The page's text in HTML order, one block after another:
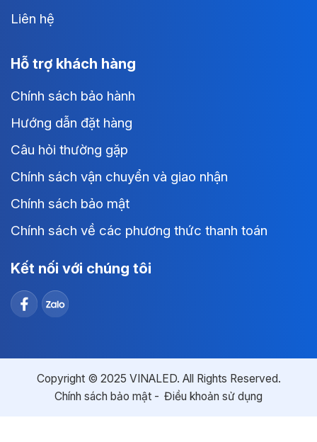
Liên hệ
Hỗ trợ khách hàng
Chính sách bảo hành
Hướng dẫn đặt hàng
Câu hỏi thường gặp
Chính sách vận chuyển và giao nhận
Chính sách bảo mật
Chính sách về các phương thức thanh toán
Kết nối với chúng tôi
Copyright © 2025 VINALED. All Rights Reserved.
Chính sách bảo mật
Điều khoản sử dụng